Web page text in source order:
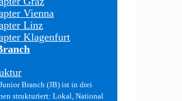
Vienna
Linz
Klagenfurt
Branch (JB) ist in drei
strukturiert: Lokal, National